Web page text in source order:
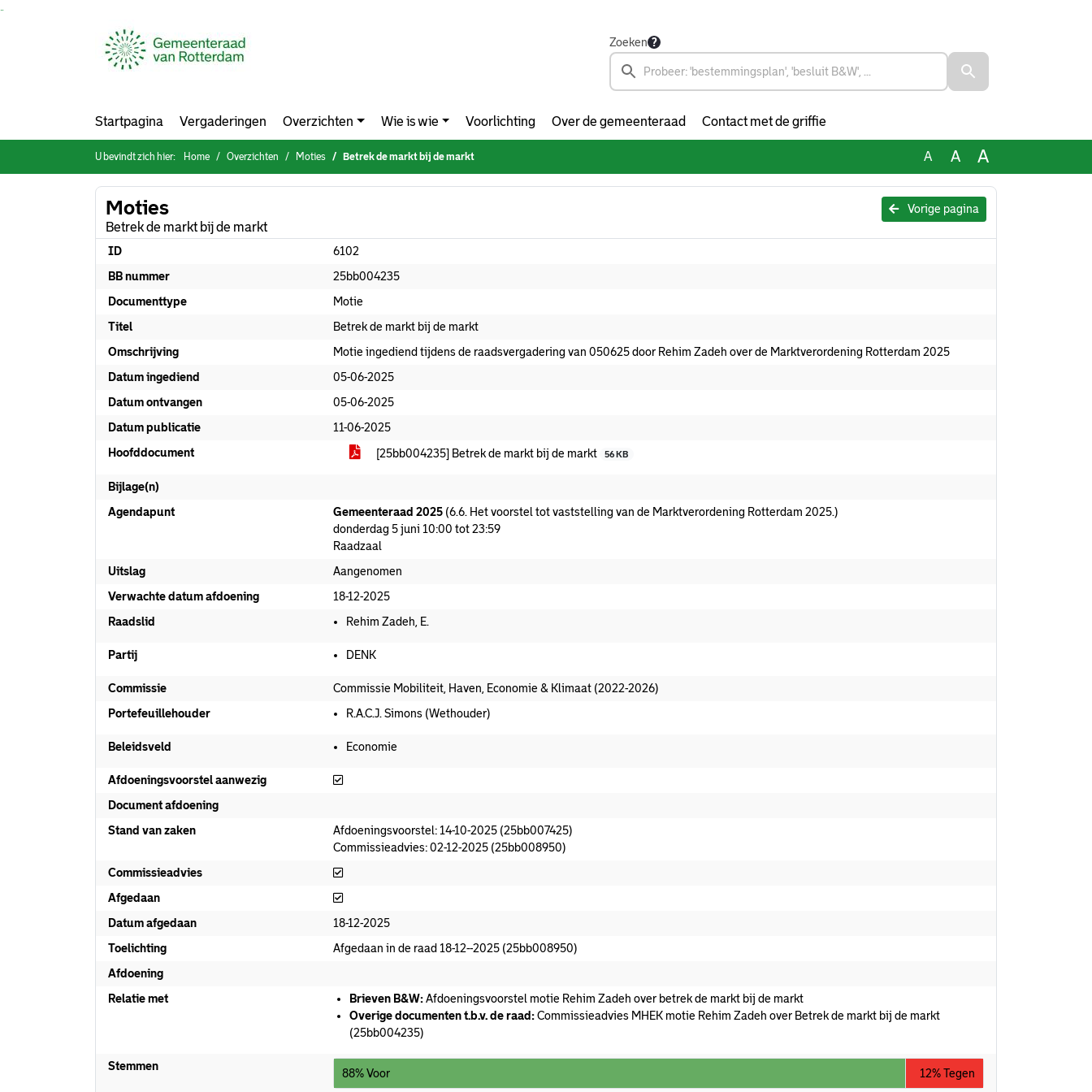
Zoeken
Startpagina Vergaderingen Overzichten Wie is wie Voorlichting Over de gemeenteraad Contact met de griffie
U bevindt zich hier: Home Overzichten Moties Betrek de markt bij de markt A A A
Vorige pagina
Moties
Betrek de markt bij de markt
ID
6102
BB nummer
25bb004235
Documenttype
Motie
Titel
Betrek de markt bij de markt
Omschrijving
Motie ingediend tijdens de raadsvergadering van 050625 door Rehim Zadeh over de Marktverordening Rotterdam 2025
Datum ingediend
05-06-2025
Datum ontvangen
05-06-2025
Datum publicatie
11-06-2025
Hoofddocument
[25bb004235] Betrek de markt bij de markt 56 KB
Bijlage(n)
Agendapunt
Gemeenteraad 2025 (6.6. Het voorstel tot vaststelling van de Marktverordening Rotterdam 2025.)
donderdag 5 juni 10:00 tot 23:59
Raadzaal
Uitslag
Aangenomen
Verwachte datum afdoening
18-12-2025
Raadslid
Rehim Zadeh, E.
Partij DENK
Commissie
Commissie Mobiliteit, Haven, Economie & Klimaat (2022-2026)
Portefeuillehouder
R.A.C.J. Simons (Wethouder)
Beleidsveld Economie
Afdoeningsvoorstel aanwezig
Afdoeningsvoorstel aanwezig
Document afdoening
Stand van zaken
Afdoeningsvoorstel: 14-10-2025 (25bb007425)
Commissieadvies: 02-12-2025 (25bb008950)
Commissieadvies
Commissieadvies
Afgedaan
Afgedaan
Datum afgedaan
18-12-2025
Toelichting
Afgedaan in de raad 18-12--2025 (25bb008950)
Afdoening
Relatie met
Brieven B&W:Afdoeningsvoorstel motie Rehim Zadeh over betrek de markt bij de markt
Overige documenten t.b.v. de raad:Commissieadvies MHEK motie Rehim Zadeh over Betrek de markt bij de markt
(25bb004235)
Stemmen
88% Voor 12% Tegen